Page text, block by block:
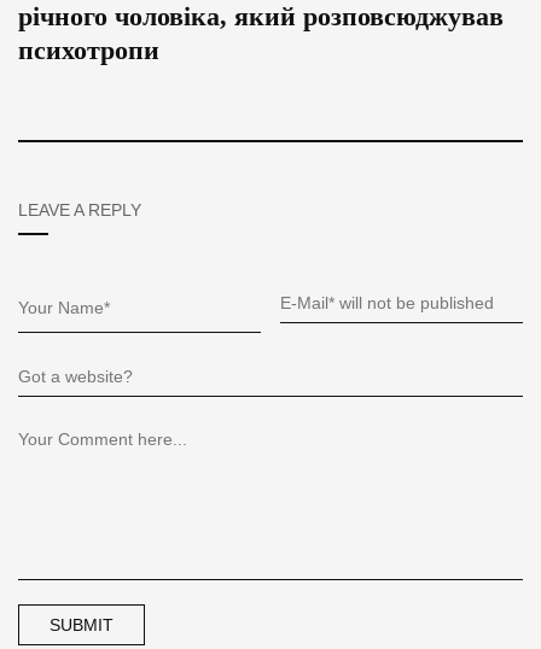
річного чоловіка, який розповсюджував
психотропи
LEAVE A REPLY